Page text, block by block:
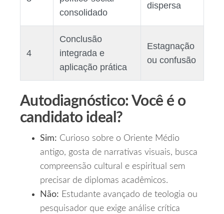
consolidado
dispersa
4
Conclusão
integrada e
aplicação prática
Estagnação
ou confusão
Autodiagnóstico: Você é o
candidato ideal?
Sim: Curioso sobre o Oriente Médio
antigo, gosta de narrativas visuais, busca
compreensão cultural e espiritual sem
precisar de diplomas acadêmicos.
Não: Estudante avançado de teologia ou
pesquisador que exige análise crítica